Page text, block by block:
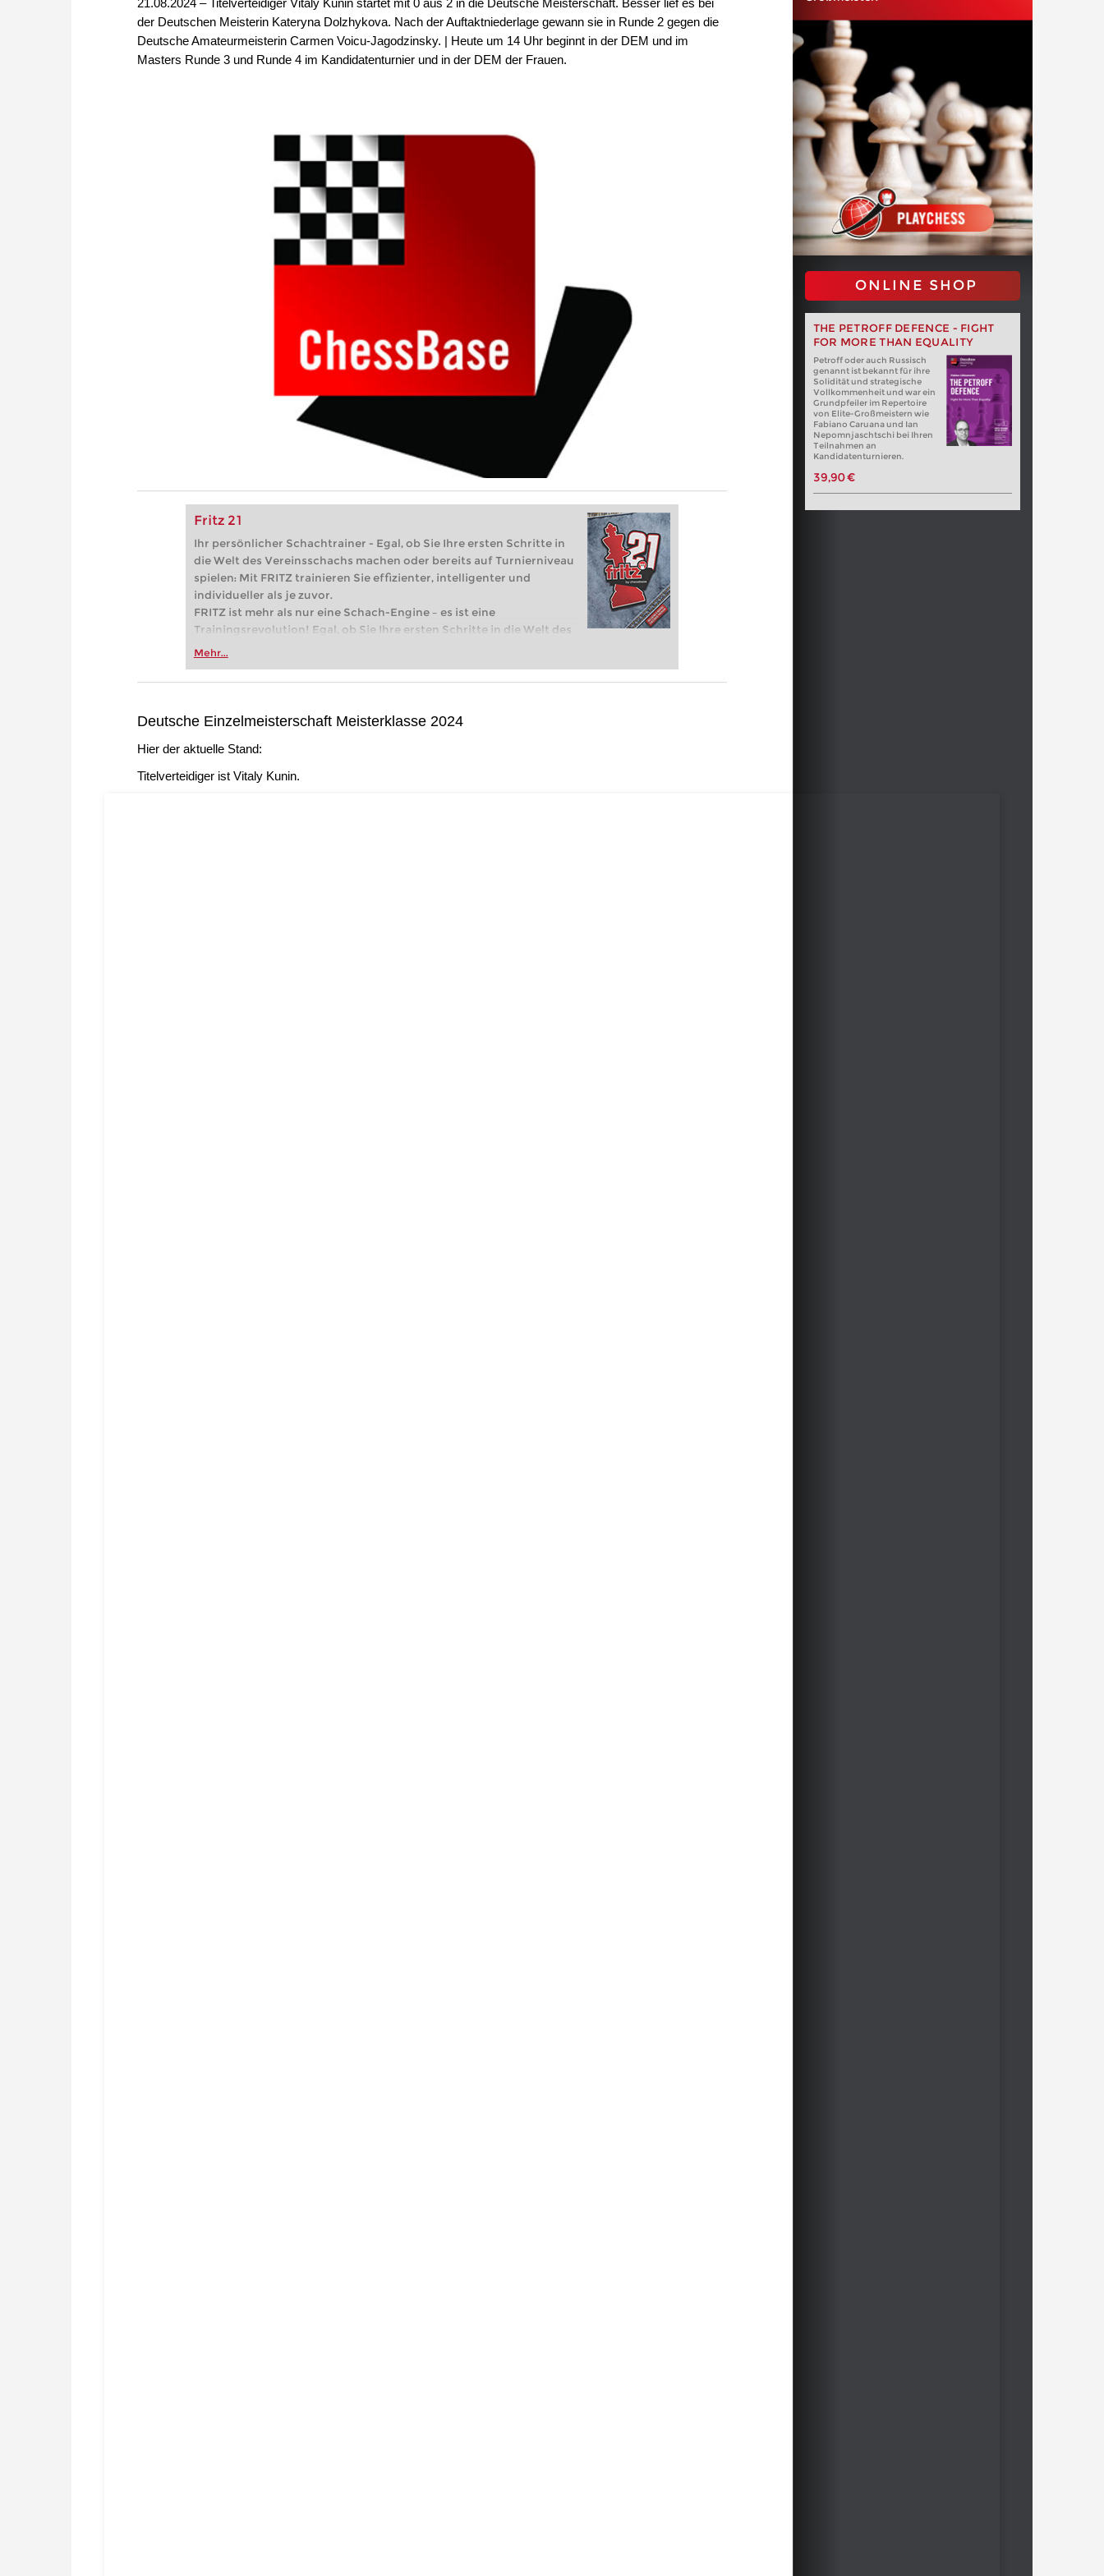
der Deutschen Meisterin Kateryna Dolzhykova. Nach der Auftaktniederlage gewann sie in Runde 2 gegen die
Deutsche Amateurmeisterin Carmen Voicu-Jagodzinsky. | Heute um 14 Uhr beginnt in der DEM und im
Masters Runde 3 und Runde 4 im Kandidatenturnier und in der DEM der Frauen.
Fritz 21
Ihr persönlicher Schachtrainer - Egal, ob Sie Ihre ersten Schritte in
die Welt des Vereinsschachs machen oder bereits auf Turnierniveau
spielen: Mit FRITZ trainieren Sie effizienter, intelligenter und
individueller als je zuvor.
FRITZ ist mehr als nur eine Schach-Engine – es ist eine
Trainingsrevolution! Egal, ob Sie Ihre ersten Schritte in die Welt des
Vereinsschachs machen oder bereits auf Turnierniveau spielen: Mit
zuvor.
Mehr...
ONLINE SHOP
THE PETROFF DEFENCE - FIGHT
FOR MORE THAN EQUALITY
Petroff oder auch Russisch
genannt ist bekannt für ihre
Solidität und strategische
Vollkommenheit und war ein
Grundpfeiler im Repertoire
von Elite-Großmeistern wie
Fabiano Caruana und Ian
Nepomnjaschtschi bei Ihren
Teilnahmen an
Kandidatenturnieren.
39,90 €
Deutsche Einzelmeisterschaft Meisterklasse 2024
Hier der aktuelle Stand:
Titelverteidiger ist Vitaly Kunin.